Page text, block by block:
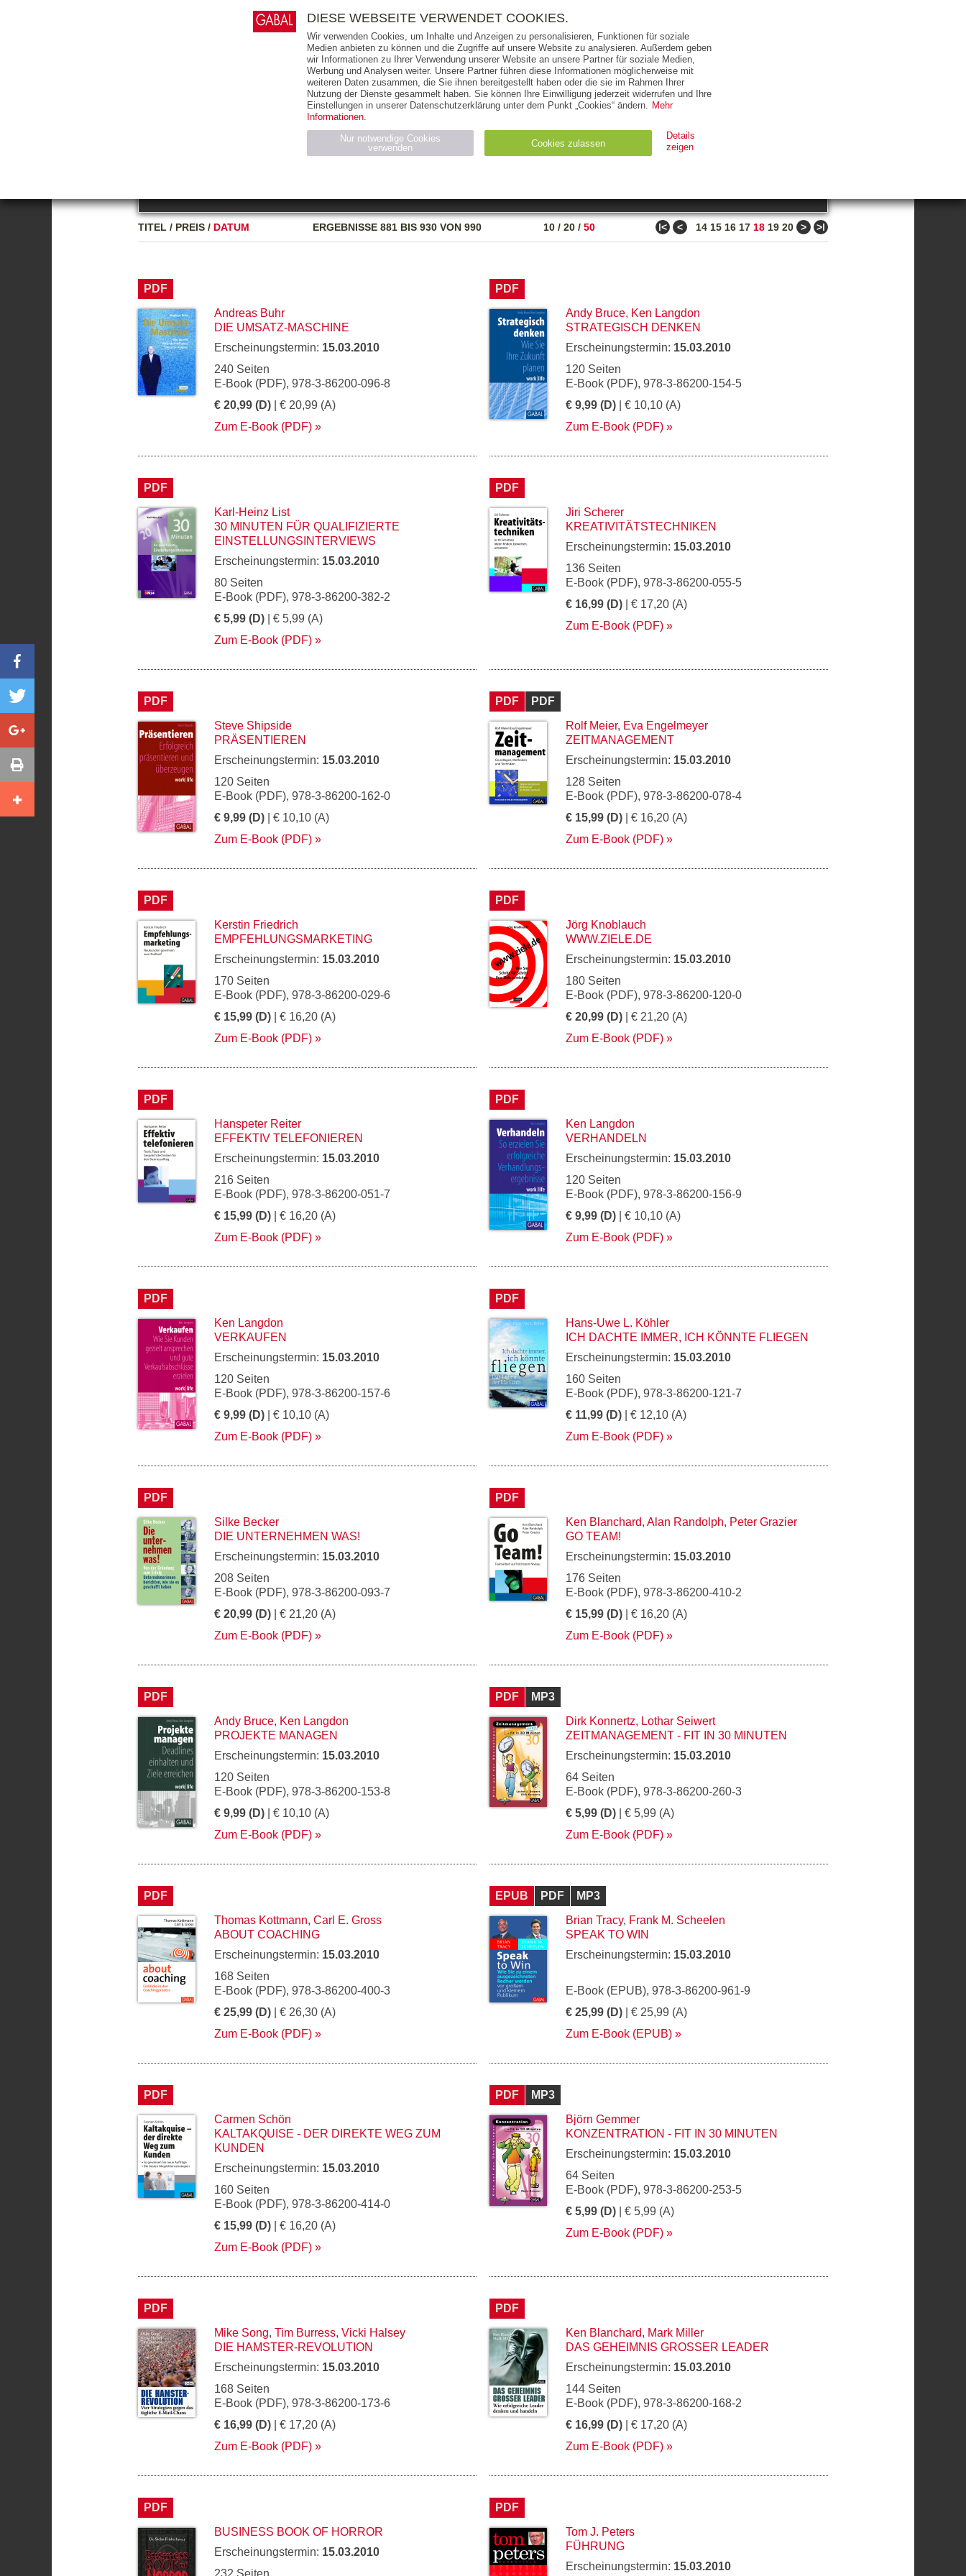
AUSGABEART AUS DER REIHE ZUM THEMA
TITEL / PREIS / DATUM ERGEBNISSE881 BIS 930 VON 990 10 / 20 / 50 ǀ< < 14 15 16 17 18 19 20 > >ǀ
PDF
Andreas Buhr
DIE UMSATZ-MASCHINE
Erscheinungstermin: 15.03.2010
240 Seiten
E-Book (PDF), 978-3-86200-096-8
€ 20,99 (D) | € 20,99 (A)
Zum E-Book (PDF)
PDF
Andy Bruce, Ken Langdon
STRATEGISCH DENKEN
Erscheinungstermin: 15.03.2010
120 Seiten
E-Book (PDF), 978-3-86200-154-5
€ 9,99 (D) | € 10,10 (A)
Zum E-Book (PDF)
PDF
Karl-Heinz List
30 MINUTEN FÜR QUALIFIZIERTE
EINSTELLUNGSINTERVIEWS
Erscheinungstermin: 15.03.2010
80 Seiten
E-Book (PDF), 978-3-86200-382-2
€ 5,99 (D) | € 5,99 (A)
Zum E-Book (PDF)
PDF
Jiri Scherer
KREATIVITÄTSTECHNIKEN
Erscheinungstermin: 15.03.2010
136 Seiten
E-Book (PDF), 978-3-86200-055-5
€ 16,99 (D) | € 17,20 (A)
Zum E-Book (PDF)
PDF
Steve Shipside
PRÄSENTIEREN
Erscheinungstermin: 15.03.2010
120 Seiten
E-Book (PDF), 978-3-86200-162-0
€ 9,99 (D) | € 10,10 (A)
Zum E-Book (PDF)
PDF
PDF
Rolf Meier, Eva Engelmeyer
ZEITMANAGEMENT
Erscheinungstermin: 15.03.2010
128 Seiten
E-Book (PDF), 978-3-86200-078-4
€ 15,99 (D) | € 16,20 (A)
Zum E-Book (PDF)
PDF
Kerstin Friedrich
EMPFEHLUNGSMARKETING
Erscheinungstermin: 15.03.2010
170 Seiten
E-Book (PDF), 978-3-86200-029-6
€ 15,99 (D) | € 16,20 (A)
Zum E-Book (PDF)
PDF
Jörg Knoblauch
WWW.ZIELE.DE
Erscheinungstermin: 15.03.2010
180 Seiten
E-Book (PDF), 978-3-86200-120-0
€ 20,99 (D) | € 21,20 (A)
Zum E-Book (PDF)
PDF
Hanspeter Reiter
EFFEKTIV TELEFONIEREN
Erscheinungstermin: 15.03.2010
216 Seiten
E-Book (PDF), 978-3-86200-051-7
€ 15,99 (D) | € 16,20 (A)
Zum E-Book (PDF)
PDF
Ken Langdon
VERHANDELN
Erscheinungstermin: 15.03.2010
120 Seiten
E-Book (PDF), 978-3-86200-156-9
€ 9,99 (D) | € 10,10 (A)
Zum E-Book (PDF)
PDF
Ken Langdon
VERKAUFEN
Erscheinungstermin: 15.03.2010
120 Seiten
E-Book (PDF), 978-3-86200-157-6
€ 9,99 (D) | € 10,10 (A)
Zum E-Book (PDF)
PDF
Hans-Uwe L. Köhler
ICH DACHTE IMMER, ICH KÖNNTE FLIEGEN
Erscheinungstermin: 15.03.2010
160 Seiten
E-Book (PDF), 978-3-86200-121-7
€ 11,99 (D) | € 12,10 (A)
Zum E-Book (PDF)
PDF
Silke Becker
DIE UNTERNEHMEN WAS!
Erscheinungstermin: 15.03.2010
208 Seiten
E-Book (PDF), 978-3-86200-093-7
€ 20,99 (D) | € 21,20 (A)
Zum E-Book (PDF)
PDF
Ken Blanchard, Alan Randolph, Peter Grazier
GO TEAM!
Erscheinungstermin: 15.03.2010
176 Seiten
E-Book (PDF), 978-3-86200-410-2
€ 15,99 (D) | € 16,20 (A)
Zum E-Book (PDF)
PDF
Andy Bruce, Ken Langdon
PROJEKTE MANAGEN
Erscheinungstermin: 15.03.2010
120 Seiten
E-Book (PDF), 978-3-86200-153-8
€ 9,99 (D) | € 10,10 (A)
Zum E-Book (PDF)
PDF
MP3
Dirk Konnertz, Lothar Seiwert
ZEITMANAGEMENT - FIT IN 30 MINUTEN
Erscheinungstermin: 15.03.2010
64 Seiten
E-Book (PDF), 978-3-86200-260-3
€ 5,99 (D) | € 5,99 (A)
Zum E-Book (PDF)
PDF
Thomas Kottmann, Carl E. Gross
ABOUT COACHING
Erscheinungstermin: 15.03.2010
168 Seiten
E-Book (PDF), 978-3-86200-400-3
€ 25,99 (D) | € 26,30 (A)
Zum E-Book (PDF)
EPUB PDF
MP3
Brian Tracy, Frank M. Scheelen
SPEAK TO WIN
Erscheinungstermin: 15.03.2010
E-Book (EPUB), 978-3-86200-961-9
€ 25,99 (D) | € 25,99 (A)
Zum E-Book (EPUB)
PDF
Carmen Schön
KALTAKQUISE - DER DIREKTE WEG ZUM
KUNDEN
Erscheinungstermin: 15.03.2010
160 Seiten
E-Book (PDF), 978-3-86200-414-0
€ 15,99 (D) | € 16,20 (A)
Zum E-Book (PDF)
PDF
MP3
Björn Gemmer
KONZENTRATION - FIT IN 30 MINUTEN
Erscheinungstermin: 15.03.2010
64 Seiten
E-Book (PDF), 978-3-86200-253-5
€ 5,99 (D) | € 5,99 (A)
Zum E-Book (PDF)
PDF
Mike Song, Tim Burress, Vicki Halsey
DIE HAMSTER-REVOLUTION
Erscheinungstermin: 15.03.2010
168 Seiten
E-Book (PDF), 978-3-86200-173-6
€ 16,99 (D) | € 17,20 (A)
Zum E-Book (PDF)
PDF
Ken Blanchard, Mark Miller
DAS GEHEIMNIS GROSSER LEADER
Erscheinungstermin: 15.03.2010
144 Seiten
E-Book (PDF), 978-3-86200-168-2
€ 16,99 (D) | € 17,20 (A)
Zum E-Book (PDF)
PDF
BUSINESS BOOK OF HORROR
Erscheinungstermin: 15.03.2010
232 Seiten
PDF
Tom J. Peters
FÜHRUNG
Erscheinungstermin: 15.03.2010
E-BOOKS AUDIO-CDS MP3 NON-BOOKS
THEMEN AUTOREN VERLAG
RIGHTS PRESSE HANDEL FÜR UNTERNEHMEN
DIESE WEBSEITE VERWENDET COOKIES.
Wir verwenden Cookies, um Inhalte und Anzeigen zu personalisieren, Funktionen für soziale
Medien anbieten zu können und die Zugriffe auf unsere Website zu analysieren. Außerdem geben
wir Informationen zu Ihrer Verwendung unserer Website an unsere Partner für soziale Medien,
Werbung und Analysen weiter. Unsere Partner führen diese Informationen möglicherweise mit
weiteren Daten zusammen, die Sie ihnen bereitgestellt haben oder die sie im Rahmen Ihrer
Nutzung der Dienste gesammelt haben. Sie können Ihre Einwilligung jederzeit widerrufen und Ihre
Einstellungen in unserer Datenschutzerklärung unter dem Punkt „Cookies“ ändern. Mehr
Informationen.
Nur notwendige Cookies
verwenden
Cookies zulassen
Details
zeigen
Name Anbieter Zweck Ablauf
Typ
CMS_SESSION_ID
gabal-
Wird für die Speicherung der Benutzer-Session verwendet Session HTTP